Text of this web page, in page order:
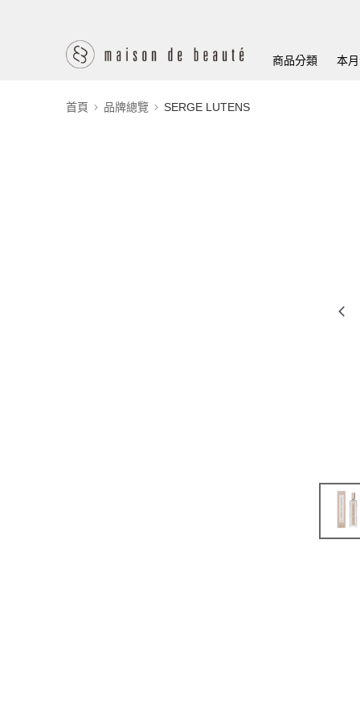
商品分類 本
首頁 品牌總覽 SERGE LUTENS